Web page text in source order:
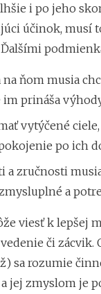
i po jeho
účinok, musí
na ňom musia
im prináša
vytýčené ciele,
po ich
a zručnosti
a
viesť k lepšej
či zácvik.
sa rozumie
jej zmyslom je